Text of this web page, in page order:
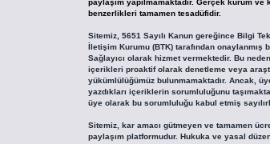
paylaşım yapılmamaktadır. Gerçek kurum
benzerlikleri tamamen tesadüfidir.
Sitemiz, 5651 Sayılı Kanun gereğince Bilgi
İletişim Kurumu (BTK) tarafından onaylanmış
Sağlayıcı olarak hizmet vermektedir. Bu
içerikleri proaktif olarak denetleme veya
yükümlülüğümüz bulunmamaktadır. Ancak,
yazdıkları içeriklerin sorumluluğunu
üye olarak bu sorumluluğu kabul etmiş
Sitemiz, kar amacı gütmeyen ve tamamen
paylaşım platformudur. Hukuka ve yasal